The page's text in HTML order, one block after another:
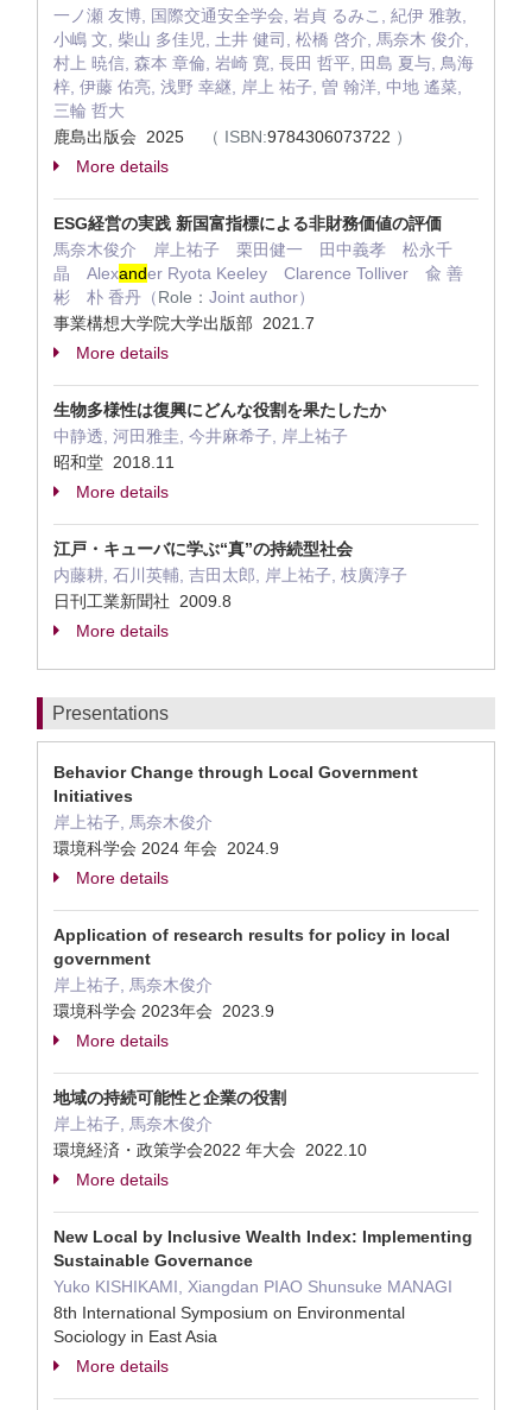
一ノ瀬 友博, 国際交通安全学会, 岩貞 るみこ, 紀伊 雅敦,
小嶋 文, 柴山 多佳児, 土井 健司, 松橋 啓介, 馬奈木 俊介,
村上 暁信, 森本 章倫, 岩崎 寛, 長田 哲平, 田島 夏与, 鳥海
梓, 伊藤 佑亮, 浅野 幸継, 岸上 祐子, 曽 翰洋, 中地 遙菜,
三輪 哲大
鹿島出版会 2025
（ ISBN:9784306073722 ）
More details
ESG経営の実践 新国富指標による非財務価値の評価
馬奈木俊介 岸上祐子 栗田健一 田中義孝 松永千
晶 Alexander Ryota Keeley Clarence Tolliver 兪 善
彬 朴 香丹（Role： Joint author）
事業構想大学院大学出版部 2021.7
More details
生物多様性は復興にどんな役割を果たしたか
中静透, 河田雅圭, 今井麻希子, 岸上祐子
昭和堂 2018.11
More details
江戸・キューバに学ぶ“真”の持続型社会
内藤耕, 石川英輔, 吉田太郎, 岸上祐子, 枝廣淳子
日刊工業新聞社 2009.8
More details
Presentations
Behavior Change through Local Government
Initiatives
岸上祐子, 馬奈木俊介
環境科学会 2024 年会 2024.9
More details
Application of research results for policy in local
government
岸上祐子, 馬奈木俊介
環境科学会 2023年会 2023.9
More details
地域の持続可能性と企業の役割
岸上祐子, 馬奈木俊介
環境経済・政策学会2022 年大会 2022.10
More details
New Local by Inclusive Wealth Index: Implementing
Sustainable Governance
Yuko KISHIKAMI, Xiangdan PIAO Shunsuke MANAGI
8th International Symposium on Environmental
Sociology in East Asia
More details